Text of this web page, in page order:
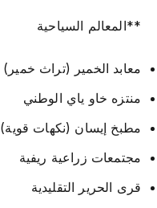
**المعالم السياحية
معابد الخمير (تراث خمير)
منتزه خاو ياي الوطني
مطبخ إيسان (نكهات قوية)
مجتمعات زراعية ريفية
قرى الحرير التقليدية